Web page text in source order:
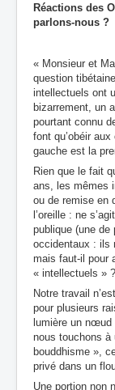
Réactions des
parlons-nous ?
« Monsieur et
question
intellectuels ont
bizarrement, un
pourtant connu
font qu’obéir
gauche est la
Rien que le fait
ans, les mêmes
ou de remise en
l’oreille : ne
publique (une de
occidentaux : ils
mais faut-il pour
« intellectuels » ?
Notre travail
pour plusieurs
lumière un nœud
nous touchons à
bouddhisme »,
privé dans un
Une portion non